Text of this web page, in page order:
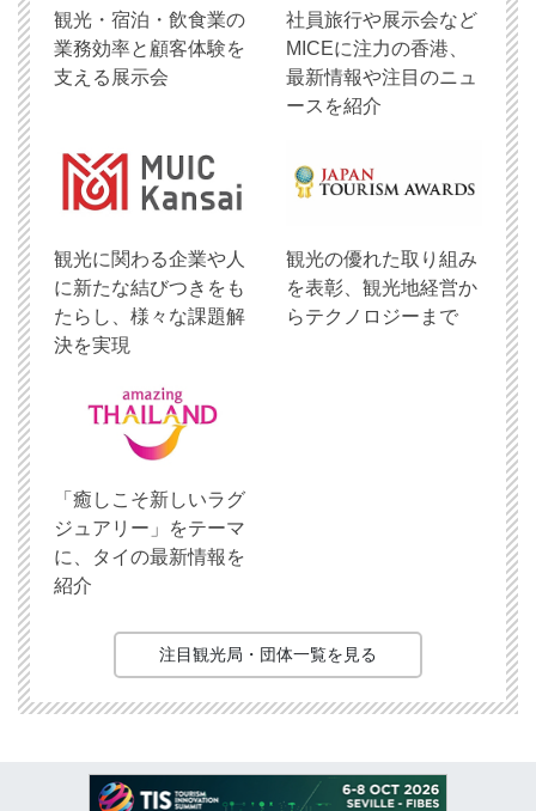
観光・宿泊・飲食業の
業務効率と顧客体験を
支える展示会
社員旅行や展示会など
MICEに注力の香港、
最新情報や注目のニュ
ースを紹介
観光に関わる企業や人
に新たな結びつきをも
たらし、様々な課題解
決を実現
観光の優れた取り組み
を表彰、観光地経営か
らテクノロジーまで
「癒しこそ新しいラグ
ジュアリー」をテーマ
に、タイの最新情報を
紹介
注目観光局・団体一覧を見る